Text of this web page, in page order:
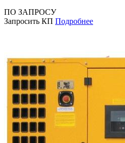
ПО ЗАПРОСУ
Запросить КП Подробнее